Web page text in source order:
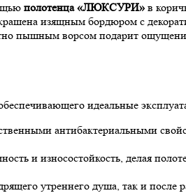
полотенца «ЛЮКСУРИ» в
изящным бордюром с
пышным ворсом подарит
идеальные
антибактериальными
и износостойкость, делая
утреннего душа, так и после